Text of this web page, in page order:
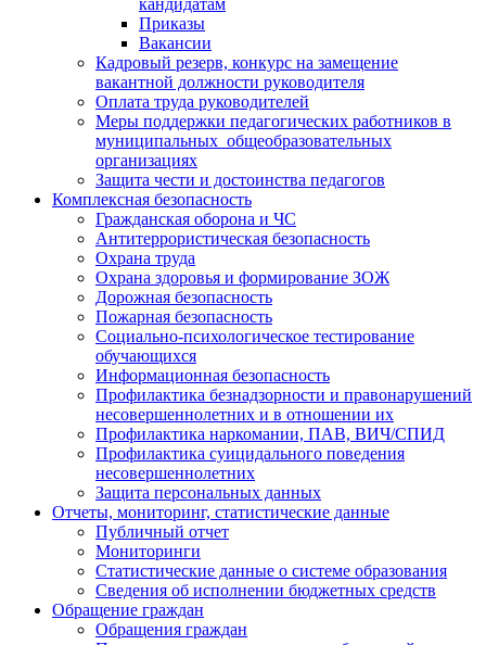
кандидатам
Приказы
Вакансии
Кадровый резерв, конкурс на замещение
вакантной должности руководителя
Оплата труда руководителей
Меры поддержки педагогических работников в
муниципальных общеобразовательных
организациях
Защита чести и достоинства педагогов
Комплексная безопасность
Гражданская оборона и ЧС
Антитеррористическая безопасность
Охрана труда
Охрана здоровья и формирование ЗОЖ
Дорожная безопасность
Пожарная безопасность
Социально-психологическое тестирование
обучающихся
Информационная безопасность
Профилактика безнадзорности и правонарушений
несовершеннолетних и в отношении их
Профилактика наркомании, ПАВ, ВИЧ/СПИД
Профилактика суицидального поведения
несовершеннолетних
Защита персональных данных
Отчеты, мониторинг, статистические данные
Публичный отчет
Мониторинги
Статистические данные о системе образования
Сведения об исполнении бюджетных средств
Обращение граждан
Обращения граждан